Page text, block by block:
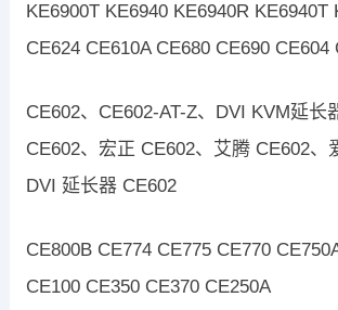
KE6900T KE6940 KE6940R KE6940T
CE624 CE610A CE680 CE690 CE604
CE602、CE602-AT-Z、DVI KVM延长
CE602、宏正 CE602、艾腾 CE602、
DVI 延长器 CE602
CE800B CE774 CE775 CE770
CE100 CE350 CE370 CE250A